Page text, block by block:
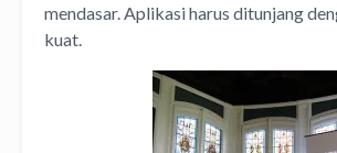
mendasar. Aplikasi harus ditunjang
kuat.